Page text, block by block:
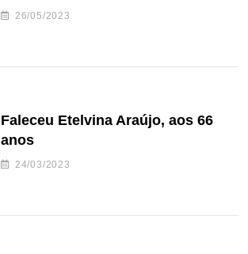
26/05/2023
Faleceu Etelvina Araújo, aos 66
anos
24/03/2023